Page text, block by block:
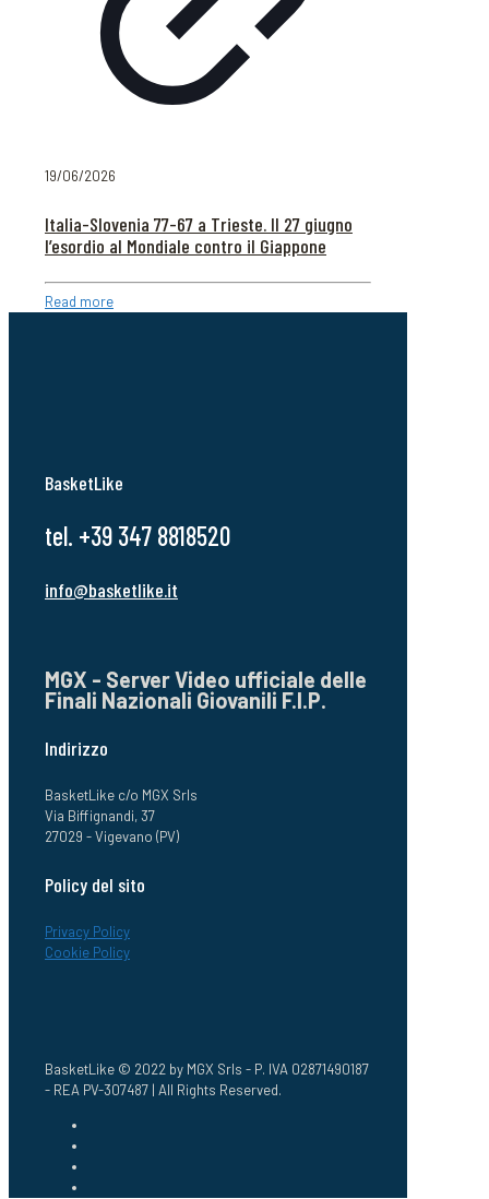
19/06/2026
Italia-Slovenia 77-67 a Trieste. Il 27 giugno
l’esordio al Mondiale contro il Giappone
Read more
BasketLike
tel. +39 347 8818520
info@basketlike.it
MGX - Server Video ufficiale delle
Finali Nazionali Giovanili F.I.P.
Indirizzo
BasketLike c/o MGX Srls
Via Biffignandi, 37
27029 - Vigevano (PV)
Policy del sito
Privacy Policy
Cookie Policy
BasketLike © 2022 by MGX Srls - P. IVA 02871490187
- REA PV-307487 | All Rights Reserved.